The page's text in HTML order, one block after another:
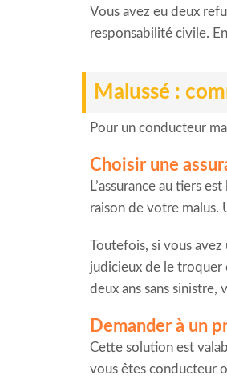
Vous avez eu deux
responsabilité civile.
Malussé :
Pour un conducteur
Choisir une
L’assurance au tiers
raison de votre malus.
Toutefois, si vous
judicieux de le troquer
deux ans sans sinistre,
Demander à un
Cette solution est
vous êtes conducteur